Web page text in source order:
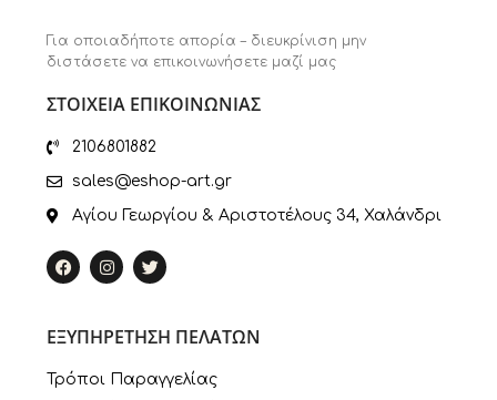
Για οποιαδήποτε απορία – διευκρίνιση μην
διστάσετε να επικοινωνήσετε μαζί μας
ΣΤΟΙΧΕΙΑ ΕΠΙΚΟΙΝΩΝΙΑΣ
2106801882
sales@eshop-art.gr
Αγίου Γεωργίου & Αριστοτέλους 34, Χαλάνδρι
ΕΞΥΠΗΡΕΤΗΣΗ ΠΕΛΑΤΩΝ
Τρόποι Παραγγελίας